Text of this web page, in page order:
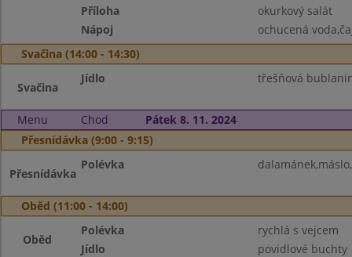
Příloha
okurkový salát
Nápoj
ochucená
Svačina (14:00 - 14:30)
Svačina
Jídlo třešňová
Menu Chod
Pátek 8. 11. 2024
Přesnídávka (9:00 - 9:15)
Přesnídávka
Polévka
Oběd (11:00 - 14:00)
Oběd
Polévka
rychlá s vejcem
Jídlo
povidlové buchty